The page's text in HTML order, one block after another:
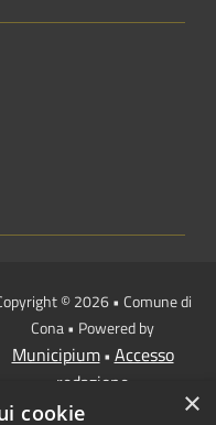
© 2026 • Comune di
Cona • Powered by
Municipium• Accesso
redazione
×
cookie